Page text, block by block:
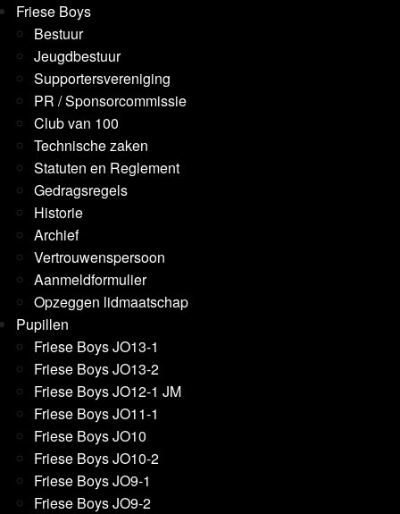
Friese Boys
Bestuur
Jeugdbestuur
Supportersvereniging
PR / Sponsorcommissie
Club van 100
Technische zaken
Statuten en Reglement
Gedragsregels
Historie
Archief
Vertrouwenspersoon
Aanmeldformulier
Opzeggen lidmaatschap
Pupillen
Friese Boys JO13-1
Friese Boys JO13-2
Friese Boys JO12-1 JM
Friese Boys JO11-1
Friese Boys JO10
Friese Boys JO10-2
Friese Boys JO9-1
Friese Boys JO9-2